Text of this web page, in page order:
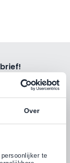
Over
te
tips en nieuws
Inschrijven